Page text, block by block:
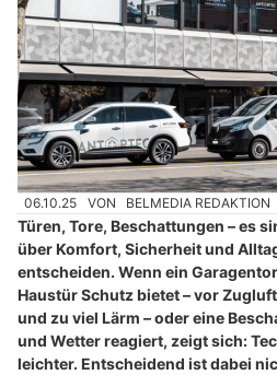
06.10.25 VON BELMEDIA REDAKTION
Türen, Tore, Beschattungen – es
über Komfort, Sicherheit und
entscheiden. Wenn ein
Haustür Schutz bietet – vor
und zu viel Lärm – oder eine
und Wetter reagiert, zeigt sich:
leichter. Entscheidend ist dabei